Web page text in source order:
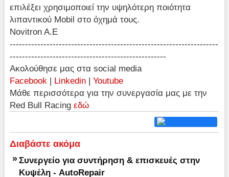
επιλέξει χρησιμοποιεί την υψηλότερη ποιότητα
λιπαντικού Mobil στο όχημά τους.
Novitron A.E
--------------------------------------------------------------------
---------------------------------------------------
Ακολούθησε μας στα social media
Facebook | Linkedin |Youtube
Μάθε περισσότερα για την συνεργασία μας με την
Red Bull Racingεδώ
Διαβάστε ακόμα
» Συνεργείο για συντήρηση & επισκευές στην
Κυψέλη - AutoRepair